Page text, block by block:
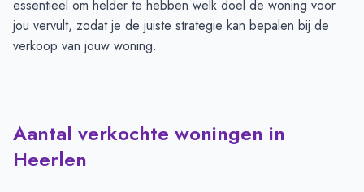
essentieel om helder te hebben welk doel de woning voor
jou vervult, zodat je de juiste strategie kan bepalen bij de
verkoop van jouw woning.
Aantal verkochte woningen in
Heerlen